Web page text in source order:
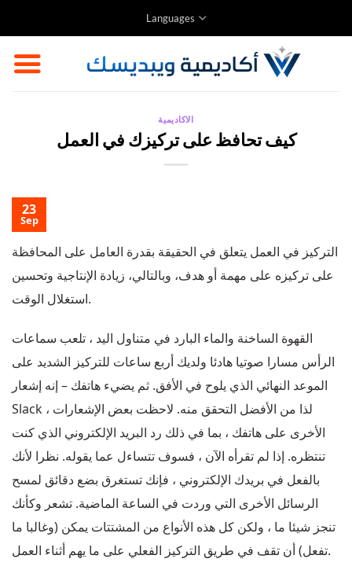
to
content
Languages
الاكاديمية
كيف تحافظ على تركيزك في العمل
23
Sep
التركيز في العمل يتعلق في الحقيقة بقدرة العامل على المحافظة
على تركيزه على مهمة أو هدف، وبالتالي، زيادة الإنتاجية وتحسين
استغلال الوقت.
القهوة الساخنة والماء البارد في متناول اليد ، تلعب سماعات
الرأس مسارا صوتيا هادئا ولديك أربع ساعات للتركيز الشديد على
الموعد النهائي الذي يلوح في الأفق. ثم يضيء هاتفك – إنه إشعار
Slack ، لذا من الأفضل التحقق منه. لاحظت بعض الإشعارات
الأخرى على هاتفك ، بما في ذلك رد البريد الإلكتروني الذي كنت
تنتظره. إذا لم تقرأه الآن ، فسوف تتساءل عما يقوله. نظرا لأنك
بالفعل في بريدك الإلكتروني ، فإنك تستغرق بضع دقائق لمسح
الرسائل الأخرى التي وردت في الساعة الماضية. تشعر وكأنك
تنجز شيئا ما ، ولكن كل هذه الأنواع من المشتتات يمكن (وغالبا ما
تفعل) أن تقف في طريق التركيز الفعلي على ما يهم أثناء العمل.